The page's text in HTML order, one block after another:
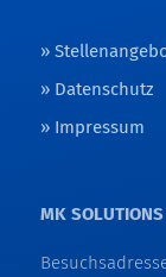
Datenschutz
Impressum
MK